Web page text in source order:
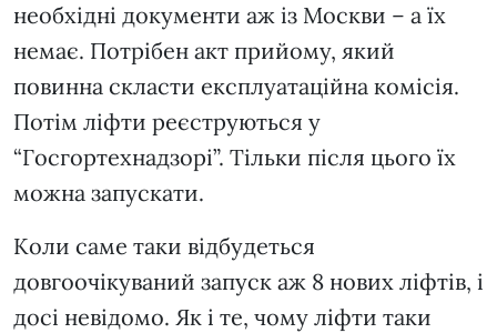
необхідні документи аж із Москви – а їх
немає. Потрібен акт прийому, який
повинна скласти експлуатаційна комісія.
Потім ліфти реєструються у
“Госгортехнадзорі”. Тільки після цього їх
можна запускати.
Коли саме таки відбудеться
довгоочікуваний запуск аж 8 нових ліфтів, і
досі невідомо. Як і те, чому ліфти таки